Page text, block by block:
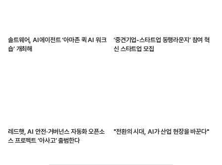
솔트웨어, AI에이전트 ‘아마존 퀵 AI 워크
숍’ 개최해
‘중견기업-스타트업 동행라운지’ 참여 혁
신 스타트업 모집
레드햇, AI 안전·거버넌스 자동화 오픈소
스 프로젝트 ‘아사고’ 출범한다
"전환의 시대, AI가 산업 현장을 바꾼다"